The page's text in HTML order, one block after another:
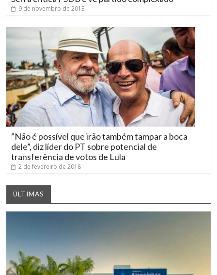
9 de novembro de 2013
“Não é possível que irão também tampar a boca
dele”, diz líder do PT sobre potencial de
transferência de votos de Lula
2 de fevereiro de 2018
ÚLTIMAS